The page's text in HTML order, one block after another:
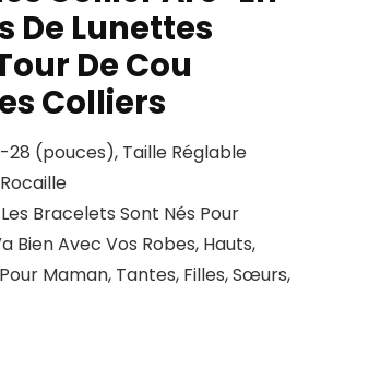
De Lunettes
De Cou
Colliers
(pouces), Taille Réglable
Les Bracelets Sont Nés Pour
Bien Avec Vos Robes, Hauts,
Maman, Tantes, Filles, Sœurs,